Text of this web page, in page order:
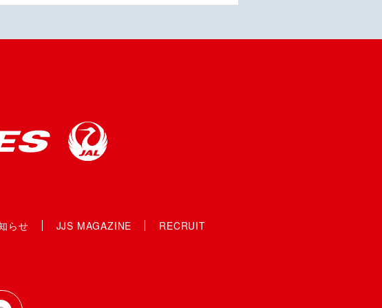
らせ JJS MAGAZINE RECRUIT